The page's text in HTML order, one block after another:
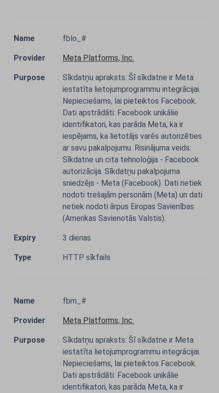
fblo_#
Meta Platforms, Inc.
Sīkdatņu apraksts: Šī sīkdatne ir Meta
iestatīta lietojumprogrammu integrācijai.
Nepieciešams, lai pieteiktos Facebook.
Dati apstrādāti: Facebook unikālie
identifikatori, kas parāda Meta, ka ir
iespējams, ka lietotājs varēs autorizēties
ar savu pakalpojumu. Risinājuma veids:
Sīkdatne un cita tehnoloģija - Facebook
autorizācija. Sīkdatņu pakalpojuma
sniedzējs - Meta (Facebook). Dati netiek
nodoti trešajām personām (Meta) un dati
netiek nodoti ārpus Eiropas Savienības
(Amerikas Savienotās Valstis).
3 dienas
HTTP sīkfails
fbm_#
Meta Platforms, Inc.
Sīkdatņu apraksts: Šī sīkdatne ir Meta
iestatīta lietojumprogrammu integrācijai.
Nepieciešams, lai pieteiktos Facebook.
Dati apstrādāti: Facebook unikālie
identifikatori, kas parāda Meta, ka ir